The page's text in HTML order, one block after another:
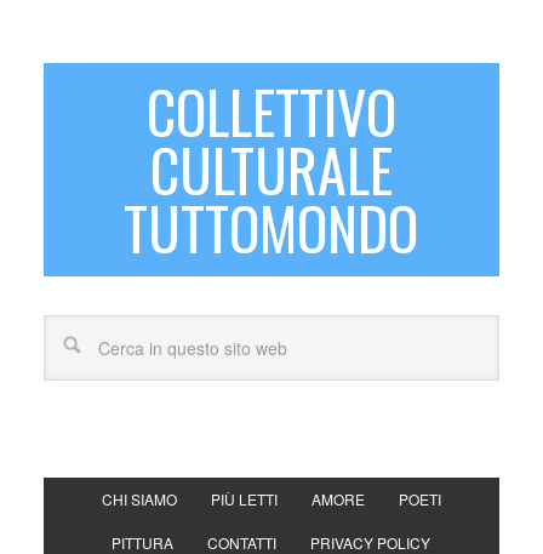
COLLETTIVO
CULTURALE
TUTTOMONDO
CHI SIAMO PIÙ LETTI AMORE POETI
PITTURA CONTATTI PRIVACY POLICY